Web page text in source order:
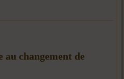
au changement de